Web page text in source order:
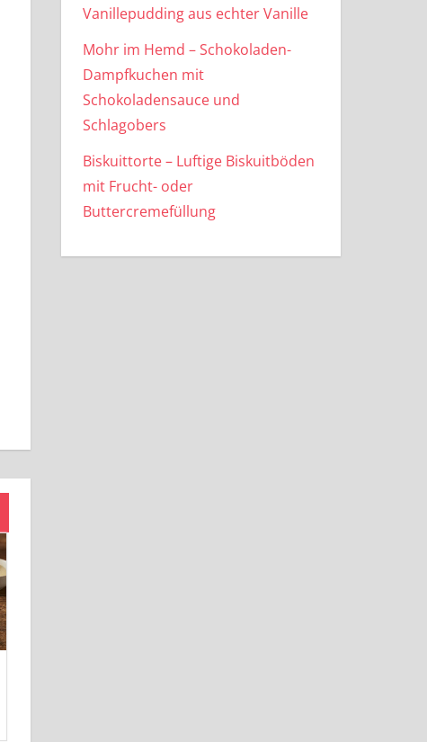
Vanillepudding aus echter Vanille
Mohr im Hemd – Schokoladen-
Dampfkuchen mit
Schokoladensauce und
Schlagobers
Biskuittorte – Luftige Biskuitböden
mit Frucht- oder
Buttercremefüllung